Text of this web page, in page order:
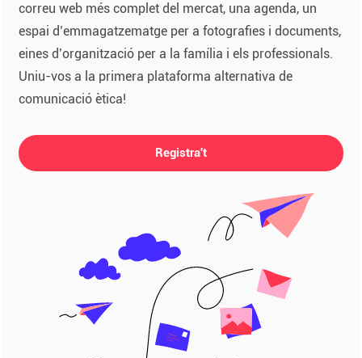
correu web més complet del mercat, una agenda, un
espai d’emmagatzematge per a fotografies i documents,
eines d’organització per a la família i els professionals.
Uniu-vos a la primera plataforma alternativa de
comunicació ètica!
Registra't